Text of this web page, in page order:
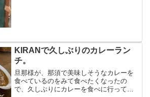
KIRANで久しぶりのカレーラン
チ。
旦那様が、那須で美味しそうなカレーを
食べているのをみて食べたくなったの
で、久しぶりにカレーを食べに行ってき